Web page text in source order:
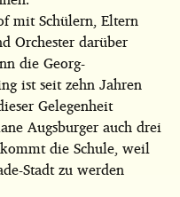
mit Schülern, Eltern
Orchester darüber
die Georg-
ist seit zehn Jahren
Gelegenheit
Augsburger auch drei
die Schule, weil
Stadt zu werden